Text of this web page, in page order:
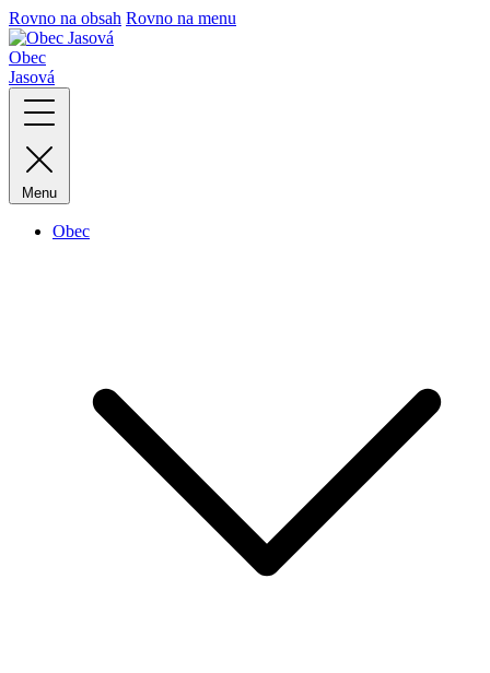
Rovno na obsah Rovno na menu
Obec
Jasová
Menu
Obec